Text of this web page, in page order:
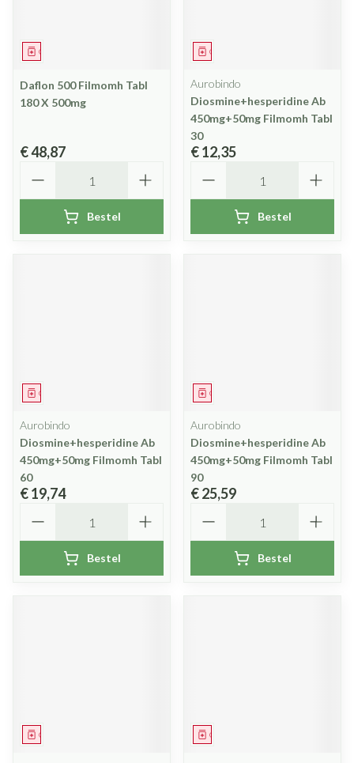
Geneesmiddel
Daflon 500 Filmomh Tabl
180 X 500mg
€ 48,87
Bestel
Geneesmiddel
Aurobindo
Diosmine+hesperidine Ab
450mg+50mg Filmomh Tabl
30
€ 12,35
Bestel
Geneesmiddel
Aurobindo
Diosmine+hesperidine Ab
450mg+50mg Filmomh Tabl
60
€ 19,74
Bestel
Geneesmiddel
Aurobindo
Diosmine+hesperidine Ab
450mg+50mg Filmomh Tabl
90
€ 25,59
Bestel
Geneesmiddel Geneesmiddel